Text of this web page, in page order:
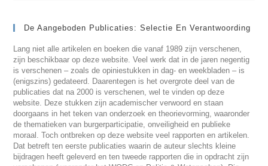
De Aangeboden Publicaties: Selectie En Verantwoording
Lang niet alle artikelen en boeken die vanaf 1989 zijn verschenen,
zijn beschikbaar op deze website. Veel werk dat in de jaren negentig
is verschenen – zoals de opiniestukken in dag- en weekbladen – is
(enigszins) gedateerd. Daarentegen is het overgrote deel van de
publicaties dat na 2000 is verschenen, wel te vinden op deze
website. Deze stukken zijn academischer verwoord en staan
doorgaans in het teken van onderzoek en theorievorming, waaronder
de thematieken van burgerparticipatie, onveiligheid en publieke
moraal. Toch ontbreken op deze website veel rapporten en artikelen.
Dat betreft ten eerste publicaties waarin de auteur slechts kleine
bijdragen heeft geleverd en ten tweede rapporten die in opdracht zijn